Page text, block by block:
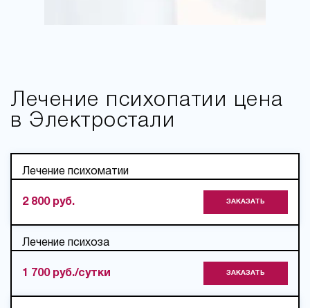
Лечение психопатии цена
в Электростали
Лечение психоматии
2 800 руб. ЗАКАЗАТЬ
Лечение психоза
1 700 руб./сутки ЗАКАЗАТЬ